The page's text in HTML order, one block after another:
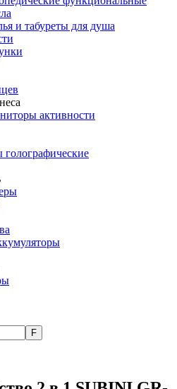
и табуреты для душа
активности
голографические
F